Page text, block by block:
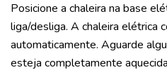
Posicione a chaleira na base
liga/desliga. A chaleira elétrica
automaticamente. Aguarde
esteja completamente